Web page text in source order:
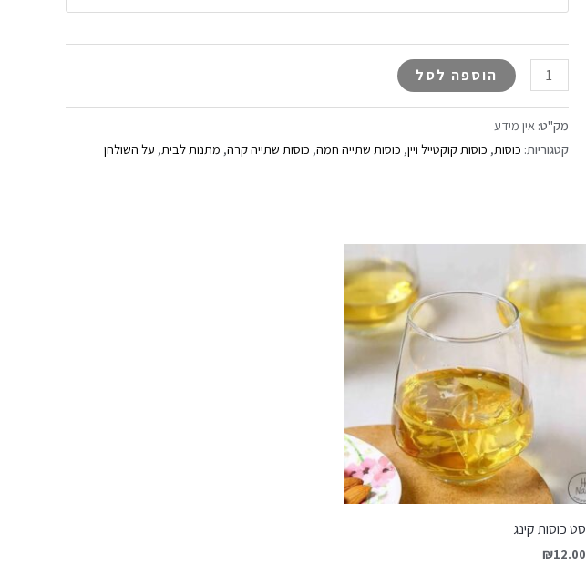
הוספה לסל
מק"ט: אין מידע
קטגוריות: כוסות, כוסות קוקטייל ויין, כוסות שתייה חמה, כוסות שתייה קרה, מתנות לבית, על השולחן
סט כוסות קינג
₪12.00